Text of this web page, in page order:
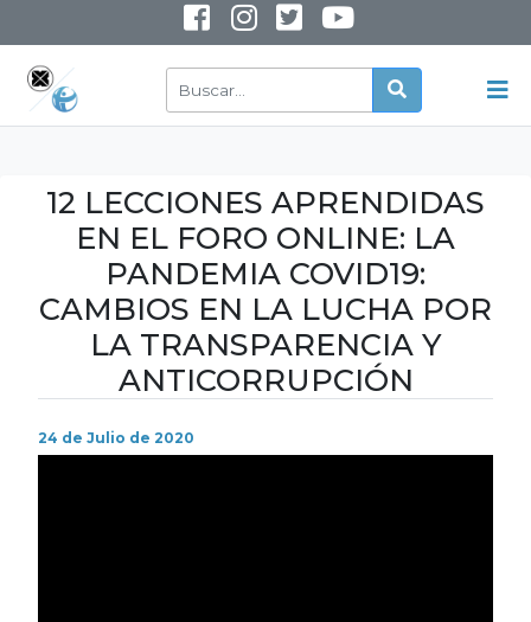
12 LECCIONES APRENDIDAS
EN EL FORO ONLINE: LA
PANDEMIA COVID19:
CAMBIOS EN LA LUCHA POR
LA TRANSPARENCIA Y
ANTICORRUPCIÓN
24 de Julio de 2020